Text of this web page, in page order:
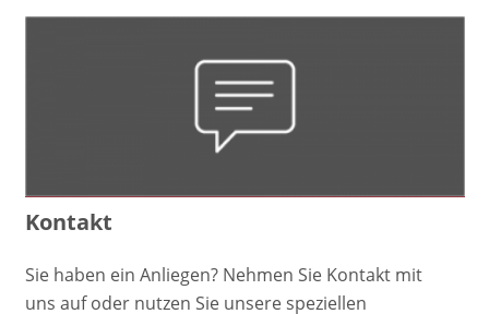
Kontakt
Sie haben ein Anliegen? Nehmen Sie Kontakt mit
uns auf oder nutzen Sie unsere speziellen